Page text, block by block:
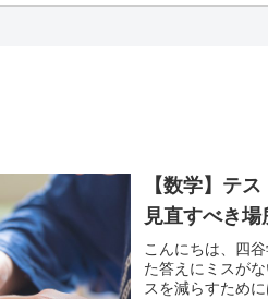
【数学】テ
見直すべき場
こんにちは、四
た答えにミスが
スを減らすため